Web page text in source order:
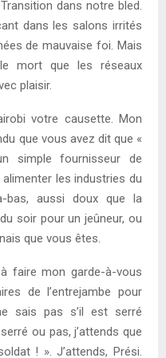
dans notre bled.
dans les salons irrités
de mauvaise foi. Mais
mort que les réseaux
plaisir.
votre causette. Mon
que vous avez dit que «
simple fournisseur de
les industries du
bas, aussi doux que la
soir pour un jeûneur, ou
que vous êtes.
faire mon garde-à-vous
de l’entrejambe pour
sais pas s’il est serré
ou pas, j’attends que
! ». J’attends, Prési.